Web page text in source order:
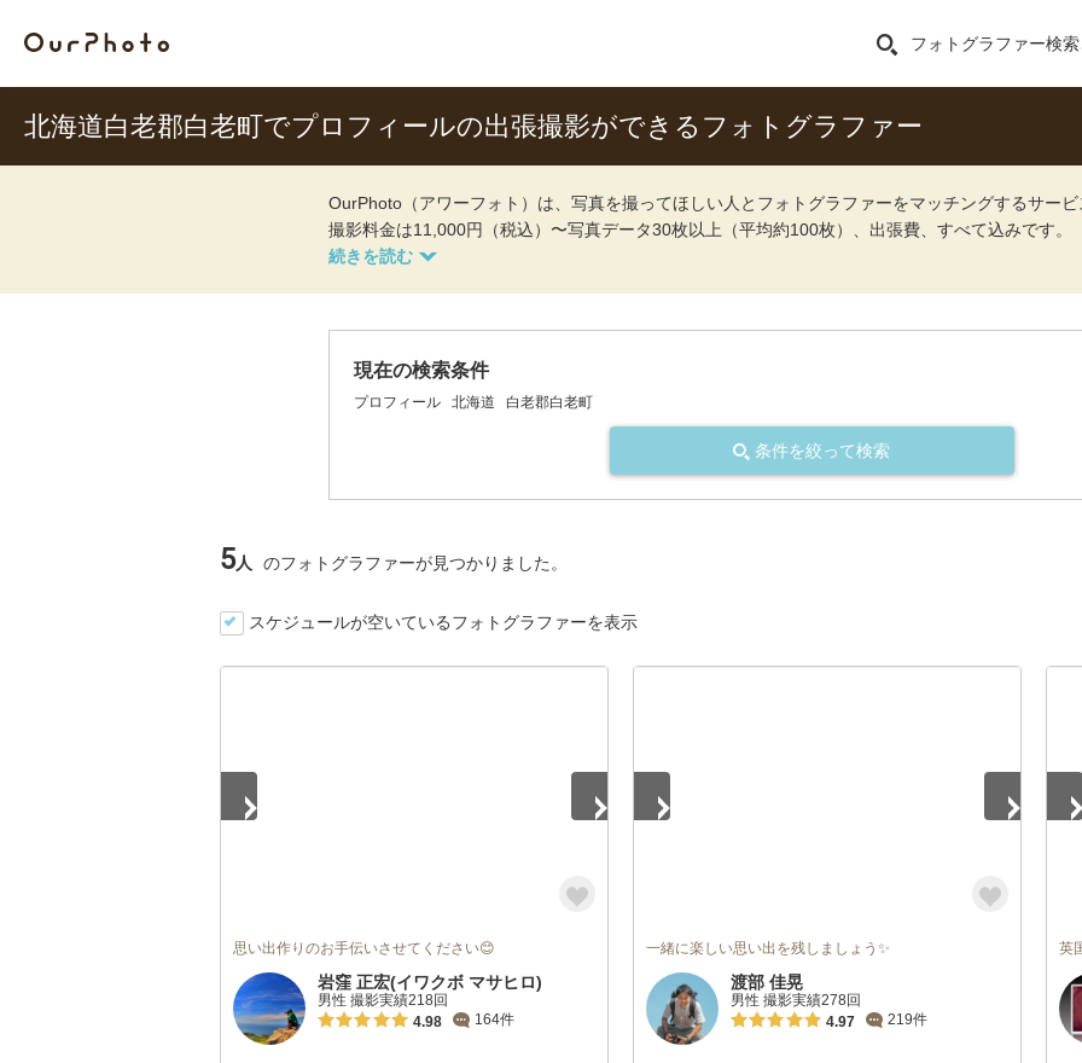
フォトグラファー検索
北海道白老郡白老町でプロフィールの出張撮影ができるフォトグラファー
OurPhoto（アワーフォト）は、写真を撮ってほしい人とフォトグラファーをマッチングするサービ
撮影料金は11,000円（税込）〜写真データ30枚以上（平均約100枚）、出張費、すべて込みです。
現在の検索条件
プロフィール 北海道 白老郡白老町
条件を絞って検索
5人 のフォトグラファーが見つかりました。
スケジュールが空いているフォトグラファーを表示
思い出作りのお手伝いさせてください😊
岩窪 正宏(イワクボ マサヒロ)
男性 撮影実績218回
4.98
164件
一緒に楽しい思い出を残しましょう✨
渡部 佳晃
男性 撮影実績278回
4.97
219件
英